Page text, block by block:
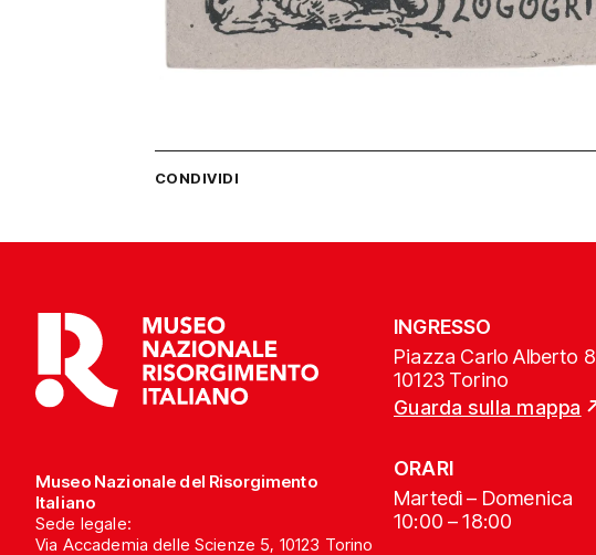
CONDIVIDI
Museo Nazionale del Risorgimento
Italiano
Sede legale:
Via Accademia delle Scienze 5, 10123 Torino
INGRESSO
Piazza Carlo Alberto 8
10123 Torino
Guarda sulla mappa
ORARI
Martedì – Domenica
10:00 – 18:00